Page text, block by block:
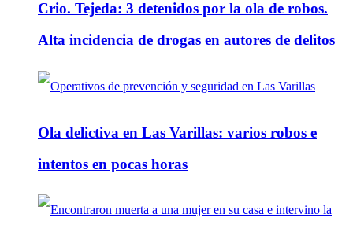
Crio. Tejeda: 3 detenidos por la ola de robos.
Alta incidencia de drogas en autores de delitos
Ola delictiva en Las Varillas: varios robos e
intentos en pocas horas